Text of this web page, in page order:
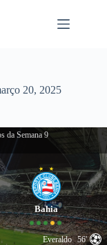
20, 2025
da Semana 9
Bahia
Everaldo 56'